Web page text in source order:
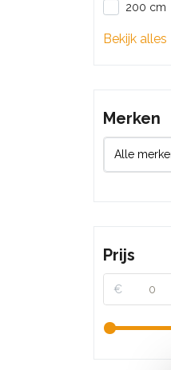
200 cm
Bekijk alles
Merken
Prijs
€